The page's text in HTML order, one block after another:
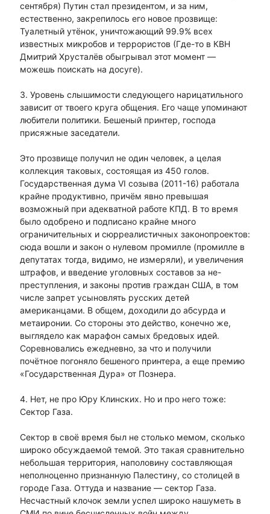
сентября) Путин стал президентом, и за ним,
естественно, закрепилось его новое прозвище:
Туалетный утёнок, уничтожающий 99.9% всех
известных микробов и террористов (Где-то в КВН
Дмитрий Хрусталёв обыгрывал этот момент —
можешь поискать на досуге).
3. Уровень слышимости следующего нарицатильного
зависит от твоего круга общения. Его чаще упоминают
любители политики. Бешеный принтер, господа
присяжные заседатели.
Это прозвище получил не один человек, а целая
коллекция таковых, состоящая из 450 голов.
Государственная дума VI созыва (2011-16) работала
крайне продуктивно, причём явно превышая
возможный при адекватной работе КПД. В то время
было одобрено и подписано крайне много
ограничительных и сюрреалистичных законопроектов:
сюда вошли и закон о нулевом промилле (промилле в
депутатах тогда, видимо, не измеряли), и увеличения
штрафов, и введение уголовных составов за не-
преступления, и законы против граждан США, в том
числе запрет усыновлять русских детей
американцами. В общем, доходили до абсурда и
метаиронии. Со стороны это действо, конечно же,
выглядело как марафон самых бредовых идей.
Соревновались ежедневно, за что и получили
почётное погоняло бешеного принтера, а еще премию
«Государственная Дура» от Познера.
4. Нет, не про Юру Клинских. Но и про него тоже:
Сектор Газа.
Сектор в своё время был не столько мемом, сколько
широко обсуждаемой темой. Это такая сравнительно
небольшая территория, наполовину составляющая
неполноценно признанную Палестину, со столицей в
городе Газа. Оттуда и название — сектор Газа.
Несчастный клочок земли успел широко нашуметь в